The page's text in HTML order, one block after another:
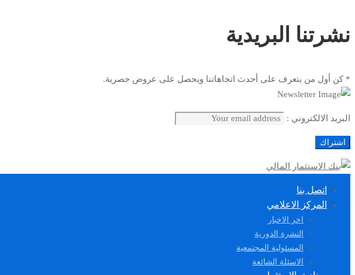
نشرتنا البريدية
* كن أول من يتعرف على أحدث اتجاهاتنا ويحصل على عروض حصرية.
البريد الالكتروني :
اتصل بنا
المركز الاعلامي
اخر الاخبار
النشرة الدورية
المسئولية المجتمعية
الاسئلة الشائعة